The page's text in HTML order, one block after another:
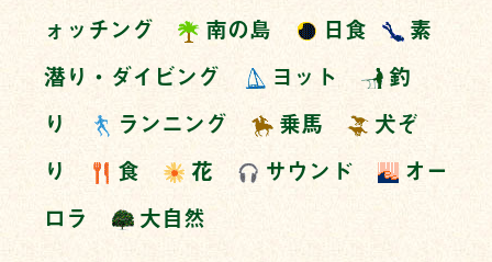
ォッチング
南の島 日食
素
潜り・ダイビング
ヨット
釣
り
ランニング 乗馬
犬ぞ
り
食 花 サウンド
オー
ロラ
大自然